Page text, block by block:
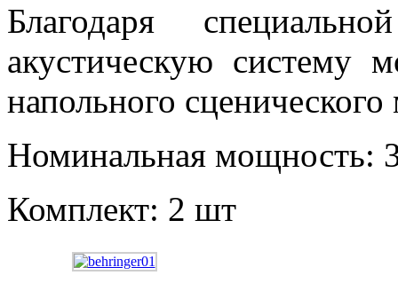
Благодаря
акустическую систему
напольного
Номинальная мощность:
Комплект: 2 шт